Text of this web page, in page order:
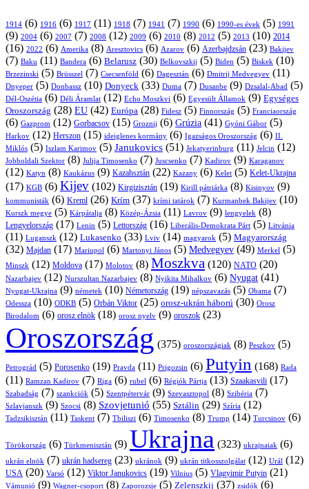
1914 (6) 1916 (6) 1917 (11) 1918 (7) 1941 (7) 1990 (6) 1990-es évek (5) 1991
(9) 2004 (6) 2007 (7) 2008 (12) 2009 (6) 2010 (8) 2012 (5) 2013 (10) 2014
(16) 2022 (6) Amerika (8) Aresztovics (6) Azarov (6) Azerbajdzsán (23) Bakijev
(7) Baku (11) Bandera (6) Belarusz (30) Belkovszkij (5) Biden (5) Biskek (10)
Brzezinski (5) Brüsszel (7) Csecsenföld (6) Dagesztán (6) Dmitrij Medvegyev (11)
Dnyeper (5) Donbassz (10) Donyeck (33) Duma (7) Dusanbe (9) Dzsalal-Abad (5)
Dél-Oszétia (6) Déli Áramlat (12) Echo Moszkvi (6) Egyesült Államok (9) Egységes
Oroszország (28) EU (42) Európa (28) Fidesz (5) Finnország (5) Franciaország
(6) Gazprom (12) Gorbacsov (15) Groznij (6) Grúzia (41) Gyóni Gábor (5)
Harkov (12) Herszon (15) ideiglenes kormány (6) Igazságos Oroszország (6) II.
Miklós (5) Iszlam Karimov (5) Janukovics (51) Jekatyerinburg (11) Jelcin (12)
Jobboldali Szektor (8) Julija Timosenko (7) Juscsenko (7) Kadirov (9) Karaganov
(12) Katyn (8) Kaukázus (9) Kazahsztán (22) Kazany (6) Kelet (5) Kelet-Ukrajna
(17) KGB (6) Kijev (102) Kirgizisztán (19) Kirill pátriárka (8) Kisinyov (9)
kommunisták (6) Kreml (26) Krím (37) krími tatárok (7) Kurmanbek Bakijev (10)
Kurszk megye (5) Kárpátalja (8) Közép-Ázsia (11) Lavrov (9) lengyelek (8)
Lengyelország (17) Lenin (5) Lettország (16) Liberális-Demokrata Párt (5) Litvánia
(11) Luganszk (12) Lukasenko (33) Lviv (14) magyarok (5) Magyarország
(32) Majdan (17) Mariupol (6) Martonyi János (5) Medvegyev (49) Merkel (5)
Minszk (12) Moldova (17) Molotov (8) Moszkva (120) NATO (20)
Nazarbajev (12) Nurszultan Nazarbajev (8) Nyikita Mihalkov (6) Nyugat (41)
Nyugat-Ukrajna (9) németek (10) Németország (19) népszavazás (5) Obama (7)
Odessza (10) ODKB (5) Orbán Viktor (25) orosz-ukrán háború (30) Orosz
Birodalom (6) orosz elnök (18) orosz nyelv (9) oroszok (23)
Oroszország (375) oroszországiak (8) Peszkov (5)
Petrográd (5) Porosenko (19) Pravda (11) Prigozsin (6) Putyin (168) Rada
(11) Ramzan Kadirov (7) Riga (6) rubel (6) Régiók Pártja (13) Szaakasvili (17)
Szabadság (7) szankciók (5) Szentpétervár (9) Szevasztopol (8) Szibéria (7)
Szlavjanszk (9) Szocsi (8) Szovjetunió (55) Sztálin (29) Szíria (12)
Tadzsikisztán (11) Taskent (7) Tbiliszi (6) Timosenko (8) Trump (14) Turcsinov (6)
Törökország (6) Türkmenisztán (9) Ukrajna (323) ukrajnaiak (6)
ukrán elnök (7) ukrán hadsereg (23) ukránok (9) ukrán titkosszolgálat (12) Urál (12)
USA (20) Varsó (12) Viktor Janukovics (19) Vilnius (5) Vlagyimir Putyin (21)
Vámunió (9) Wagner-csoport (8) Zaporozsje (5) Zelenszkij (37) zsidók (6)